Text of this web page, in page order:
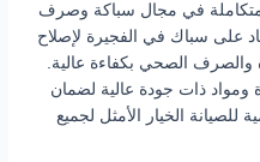
متكاملة في مجال سباكة وصرف
على سباك في الفجيرة لإصلاح
والصرف الصحي بكفاءة عالية.
ومواد ذات جودة عالية لضمان
للصيانة الخيار الأمثل لجميع